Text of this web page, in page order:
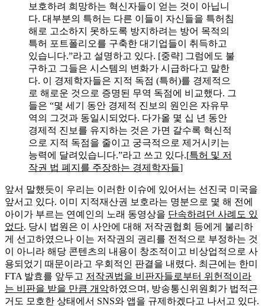
보호하려 희망하는 혁신자들이 얻는 것이 아닙니
다. 대부분의 특허는 다른 이들이 자신들을 특허침
해로 고소하지 못하도록 방지하려는 방어 목적의
특허 포트폴리오를 구축한 대기업들이 취득하고
있습니다.”라고 설명하고 있다. [중략] 그럼에도 불
구하고 그들은 시스템의 변화가 시급하다고 말한
다. 이 경제학자들은 지적 독점 (특허)를 경제적으
로 해로운 것으로 증명된 무역 독점에 비교했다. 그
들은 “몇 세기 동안 경제적 진보의 원인은 자유무
역의 그것과 동일시되었다. 다가올 몇 십 년 동안
경제적 진보를 유지하는 것은 가면 갈수록 혁신적
으로 지적 독점을 줄이고 궁극적으로 제거시키는
능력에 달려있습니다.”라고 쓰고 있다.[특허 및 저
작권 법 폐지를 주장하는 경제학자들]
앞서 말했듯이 우리는 이러한 이슈에 있어서는 선진국 미국을
앞서고 있다. 이미 지적재산권 보호라는 명분으로 몇 해 전에
아이가 부르는 연예인의 노래 동영상을 단속하려던 사례도 있
었다. 당시 법원은 이 사안에 대해 저작권협회 등에게 불리하
게 선고하였으나 이는 저작권의 권리를 전적으로 부정하는 것
이 아니라 해당 콘텐츠의 내용이 창조적이고 비상업적으로 사
용되었기 때문이라고 우회적인 판결을 내렸다. 최근에는 한미
FTA 발효를 앞두고 저작권법을 비판자들로부터 위헌적이라
는 비판을 받을 만큼 개악하였으며, 방송통신위원회가 법적근
거도 모호한 상태에서 SNS와 앱을 규제하겠다고 나서고 있다.